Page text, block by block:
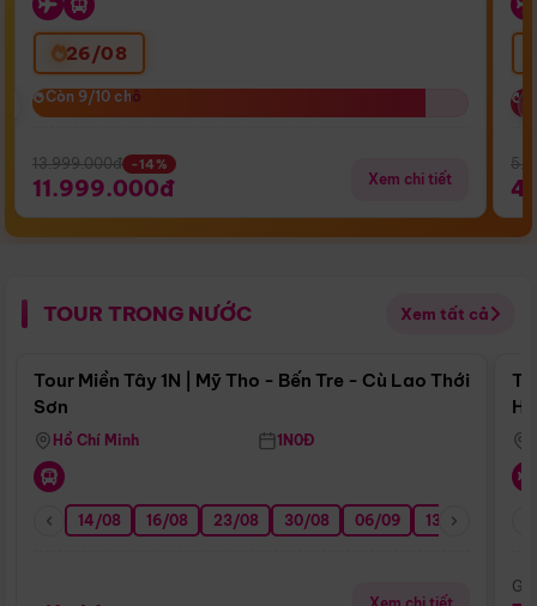
26/08
Còn 9/10 chỗ
Còn 9/10 chỗ
13.999.000đ -14%
11.999.000đ Xem chi tiết
TOUR TRONG NƯỚC Xem tất cả
Điểm nổi bật
Tour Miền Tây 1N | Mỹ Tho - Bến Tre - Cù Lao Thới
Sơn
Hồ Chí Minh 1N0Đ
14/08 16/08 23/08 30/08 06/09 13/09